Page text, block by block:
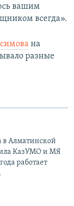
вашим
всегда».
на
разные
в Алматинской
КазУМО и МЯ
работает